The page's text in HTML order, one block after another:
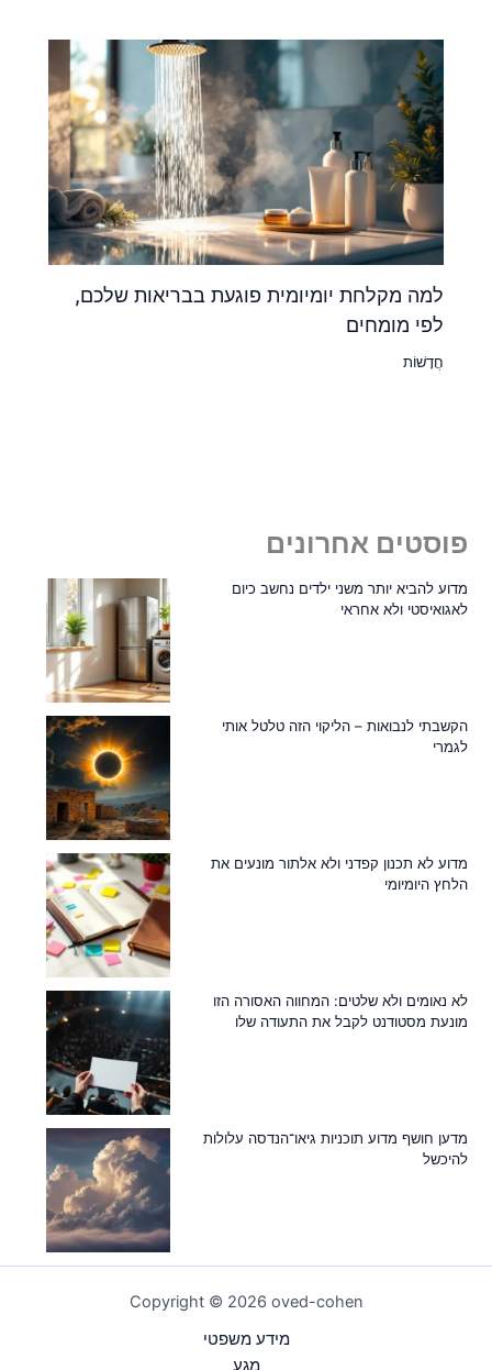
למה מקלחת יומיומית פוגעת בבריאות שלכם,
לפי מומחים
חֲדָשׁוֹת
פוסטים אחרונים
מדוע להביא יותר משני ילדים נחשב כיום
לאגואיסטי ולא אחראי
הקשבתי לנבואות – הליקוי הזה טלטל אותי
לגמרי
מדוע לא תכנון קפדני ולא אלתור מונעים את
הלחץ היומיומי
לא נאומים ולא שלטים: המחווה האסורה הזו
מונעת מסטודנט לקבל את התעודה שלו
מדען חושף מדוע תוכניות גיאו־הנדסה עלולות
להיכשל
Copyright © 2026 oved-cohen
מידע משפטי
מַגָע